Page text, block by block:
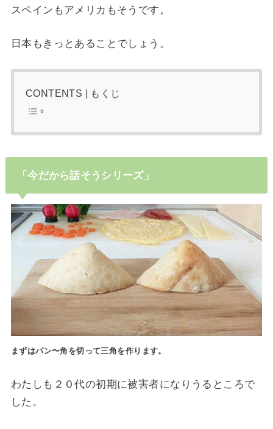
スペインもアメリカもそうです。
日本もきっとあることでしょう。
CONTENTS | もくじ
「今だから話そうシリーズ」
まずはパン〜角を切って三角を作ります。
わたしも２０代の初期に被害者になりうるところで
した。